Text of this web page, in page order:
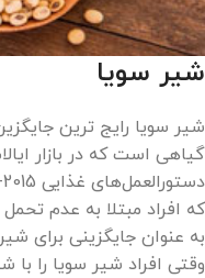
شیر سویا
شیر سویا رایج ترین
گیاهی است که در بازار
که افراد مبتلا به عدم
به عنوان جایگزینی برای
وقتی افراد شیر سویا را